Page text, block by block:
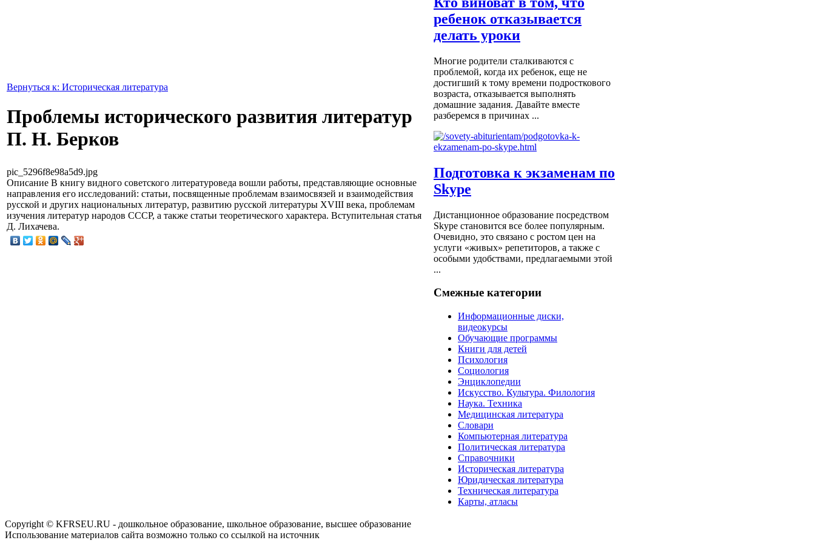
Вернуться к: Историческая литература
Проблемы исторического развития литератур
П. Н. Берков
pic_5296f8e98a5d9.jpg
Описание В книгу видного советского литературоведа вошли работы, представляющие основные
направления его исследований: статьи, посвященные проблемам взаимосвязей и взаимодействия
русской и других национальных литератур, развитию русской литературы XVIII века, проблемам
изучения литератур народов СССР, а также статьи теоретического характера. Вступительная статья
Д. Лихачева.
ребенок отказывается
делать уроки
Многие родители сталкиваются с
проблемой, когда их ребенок, еще не
достигший к тому времени подросткового
возраста, отказывается выполнять
домашние задания. Давайте вместе
разберемся в причинах ...
Подготовка к экзаменам по
Skype
Дистанционное образование посредством
Skype становится все более популярным.
Очевидно, это связано с ростом цен на
услуги «живых» репетиторов, а также с
особыми удобствами, предлагаемыми этой
...
Смежные категории
Информационные диски,
видеокурсы
Обучающие программы
Книги для детей
Психология
Социология
Энциклопедии
Искусство. Культура. Филология
Наука. Техника
Медицинская литература
Словари
Компьютерная литература
Политическая литература
Справочники
Историческая литература
Юридическая литература
Техническая литература
Карты, атласы
Copyright © KFRSEU.RU - дошкольное образование, школьное образование, высшее образование
Использование материалов сайта возможно только со ссылкой на источник